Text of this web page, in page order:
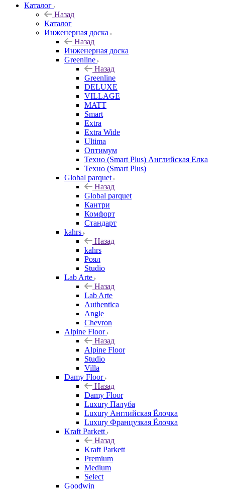
Каталог
Назад
Каталог
Инженерная доска
Назад
Инженерная доска
Greenline
Назад
Greenline
DELUXE
VILLAGE
MATT
Smart
Extra
Extra Wide
Ultima
Оптимум
Техно (Smart Plus) Английская Елка
Техно (Smart Plus)
Global parquet
Назад
Global parquet
Кантри
Комфорт
Стандарт
kahrs
Назад
kahrs
Роял
Studio
Lab Arte
Назад
Lab Arte
Authentica
Angle
Chevron
Alpine Floor
Назад
Alpine Floor
Studio
Villa
Damy Floor
Назад
Damy Floor
Luxury Палуба
Luxury Английская Ёлочка
Luxury Французкая Ёлочка
Kraft Parkett
Назад
Kraft Parkett
Premium
Medium
Select
Goodwin